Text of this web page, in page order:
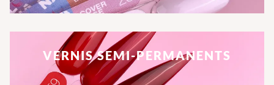
VERNIS SEMI-PERMANENTS